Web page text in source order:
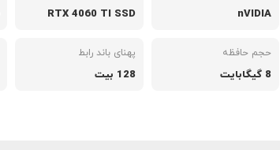
nVIDIA
RTX 4060 TI SSD
حجم حافظه
8 گیگابایت
پهنای باند رابط
128 بیت